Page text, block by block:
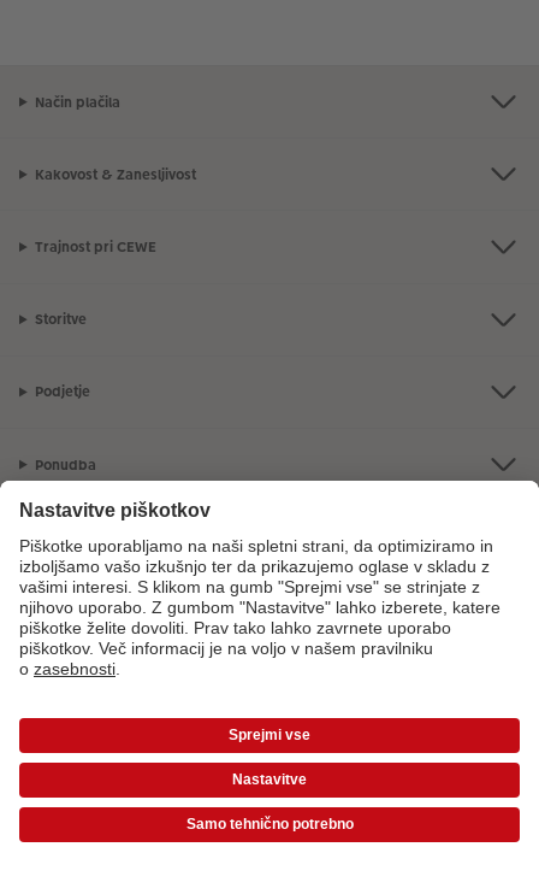
Način plačila
Kakovost & Zanesljivost
Trajnost pri CEWE
Storitve
Podjetje
Ponudba
CEWE Fotosvet
V primeru vprašanj glede naših storitev ali vašega naročila, nas pokličite
na sledečo telefonsko številko:08 205 91 91od ponedeljka do petka: 8:00
– 17:00
*Cene so priporočene potrošniške cene in vključujejo DDV. Cene ne vključujejo